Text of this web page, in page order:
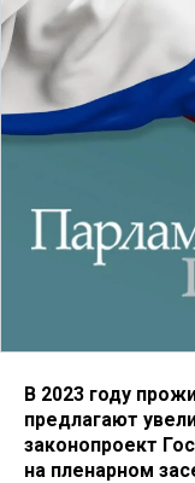
В 2023 году
предлагают
законопроект
на пленарном